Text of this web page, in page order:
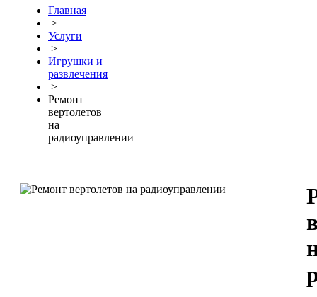
Главная
>
Услуги
>
Игрушки и
развлечения
>
Ремонт
вертолетов
на
радиоуправлении